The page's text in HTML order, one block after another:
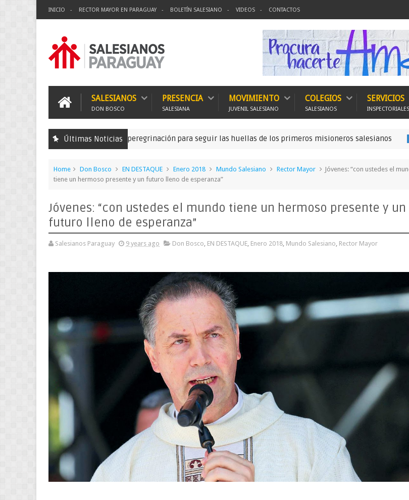
INICIO RECTOR MAYOR EN PARAGUAY BOLETÍN SALESIANO VIDEOS CONTACTOS
SALESIANOS
DON BOSCO
PRESENCIA
SALESIANA
MOVIMIENTO
JUVENIL SALESIANO
COLEGIOS
SALESIANOS
SERVICIOS
INSPECTORIALES
Últimas Noticias
Se realizó la peregrinación para seguir las huellas de los primeros misioneros salesianos 150
Home Don Bosco EN DESTAQUE Enero 2018 Mundo Salesiano Rector Mayor
Jóvenes: “con ustedes el
tiene un hermoso presente y un futuro lleno de esperanza”
Jóvenes: “con ustedes el mundo tiene un hermoso presente y un
futuro lleno de esperanza”
Salesianos Paraguay 9 years ago Don Bosco, EN DESTAQUE, Enero 2018, Mundo Salesiano, Rector Mayor